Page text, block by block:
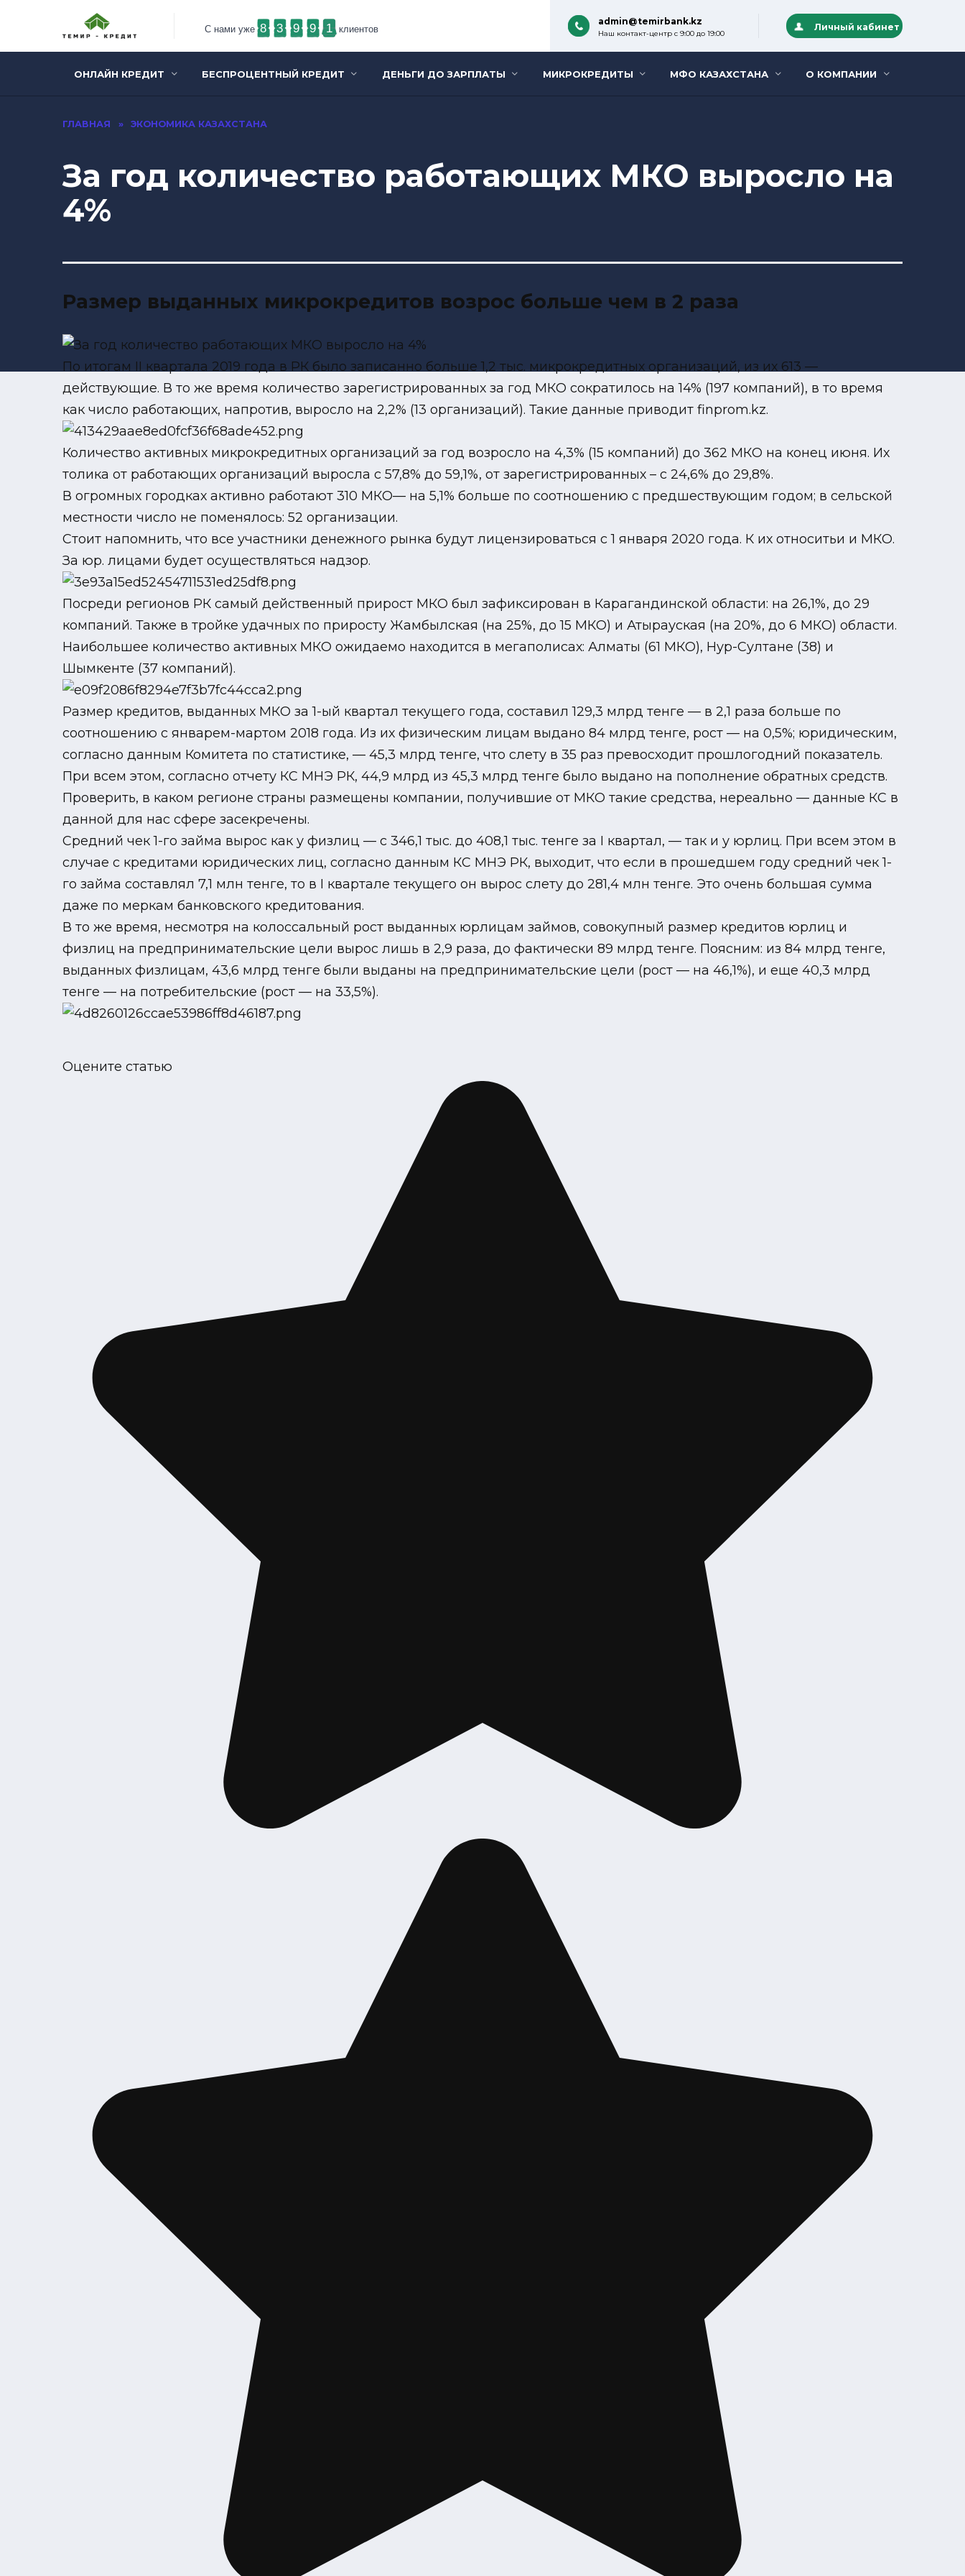
С нами уже 8 3 9 9 1 клиентов
admin@temirbank.kz
Наш контакт-центр с 9:00 до 19:00
Личный кабинет
ОНЛАЙН КРЕДИТ БЕСПРОЦЕНТНЫЙ КРЕДИТ ДЕНЬГИ ДО ЗАРПЛАТЫ МИКРОКРЕДИТЫ МФО КАЗАХСТАНА О КОМПАНИИ
ГЛАВНАЯ » ЭКОНОМИКА КАЗАХСТАНА
За год количество работающих МКО выросло на
4%
Размер выданных микрокредитов возрос больше чем в 2 раза
По итогам II квартала 2019 года в РК было записанно больше 1,2 тыс. микрокредитных организаций, из их 613 —
действующие. В то же время количество зарегистрированных за год МКО сократилось на 14% (197 компаний), в то время
как число работающих, напротив, выросло на 2,2% (13 организаций). Такие данные приводит finprom.kz.
Количество активных микрокредитных организаций за год возросло на 4,3% (15 компаний) до 362 МКО на конец июня. Их
толика от работающих организаций выросла с 57,8% до 59,1%, от зарегистрированных – с 24,6% до 29,8%.
В огромных городках активно работают 310 МКО— на 5,1% больше по соотношению с предшествующим годом; в сельской
местности число не поменялось: 52 организации.
Стоит напомнить, что все участники денежного рынка будут лицензироваться с 1 января 2020 года. К их относитьи и МКО.
За юр. лицами будет осуществляться надзор.
Посреди регионов РК самый действенный прирост МКО был зафиксирован в Карагандинской области: на 26,1%, до 29
компаний. Также в тройке удачных по приросту Жамбылская (на 25%, до 15 МКО) и Атырауская (на 20%, до 6 МКО) области.
Наибольшее количество активных МКО ожидаемо находится в мегаполисах: Алматы (61 МКО), Нур-Султане (38) и
Шымкенте (37 компаний).
Размер кредитов, выданных МКО за 1-ый квартал текущего года, составил 129,3 млрд тенге — в 2,1 раза больше по
соотношению с январем-мартом 2018 года. Из их физическим лицам выдано 84 млрд тенге, рост — на 0,5%; юридическим,
согласно данным Комитета по статистике, — 45,3 млрд тенге, что слету в 35 раз превосходит прошлогодний показатель.
При всем этом, согласно отчету КС МНЭ РК, 44,9 млрд из 45,3 млрд тенге было выдано на пополнение обратных средств.
Проверить, в каком регионе страны размещены компании, получившие от МКО такие средства, нереально — данные КС в
данной для нас сфере засекречены.
Средний чек 1-го займа вырос как у физлиц — с 346,1 тыс. до 408,1 тыс. тенге за I квартал, — так и у юрлиц. При всем этом в
случае с кредитами юридических лиц, согласно данным КС МНЭ РК, выходит, что если в прошедшем году средний чек 1-
го займа составлял 7,1 млн тенге, то в I квартале текущего он вырос слету до 281,4 млн тенге. Это очень большая сумма
даже по меркам банковского кредитования.
В то же время, несмотря на колоссальный рост выданных юрлицам займов, совокупный размер кредитов юрлиц и
физлиц на предпринимательские цели вырос лишь в 2,9 раза, до фактически 89 млрд тенге. Поясним: из 84 млрд тенге,
выданных физлицам, 43,6 млрд тенге были выданы на предпринимательские цели (рост — на 46,1%), и еще 40,3 млрд
тенге — на потребительские (рост — на 33,5%).
Оцените статью